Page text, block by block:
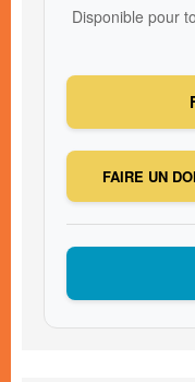
Disponible pour
FAIRE UN